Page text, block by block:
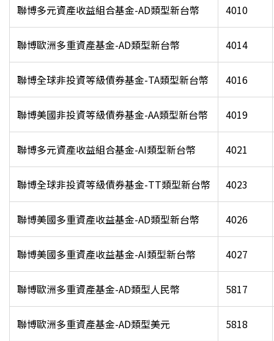
聯博多元資產收益組合基金-AD類型新台幣 4010
聯博歐洲多重資產基金-AD類型新台幣 4014
聯博全球非投資等級債券基金-TA類型新台幣 4016
聯博美國非投資等級債券基金-AA類型新台幣 4019
聯博多元資產收益組合基金-AI類型新台幣 4021
聯博全球非投資等級債券基金-TT類型新台幣 4023
聯博美國多重資產收益基金-AD類型新台幣 4026
聯博美國多重資產收益基金-AI類型新台幣 4027
聯博歐洲多重資產基金-AD類型人民幣 5817
聯博歐洲多重資產基金-AD類型美元 5818